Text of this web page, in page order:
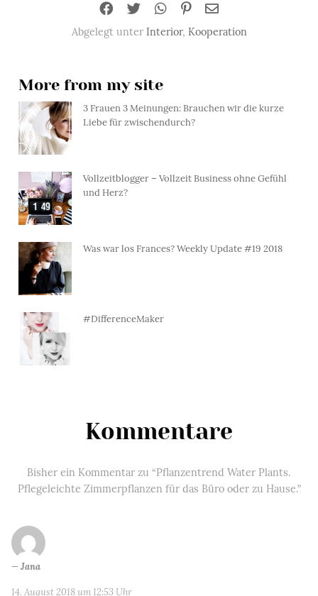
Abgelegt unter Interior, Kooperation
More from my site
3 Frauen 3 Meinungen: Brauchen wir die kurze
Liebe für zwischendurch?
Vollzeitblogger – Vollzeit Business ohne Gefühl
und Herz?
Was war los Frances? Weekly Update #19 2018
#DifferenceMaker
Kommentare
Bisher ein Kommentar zu “Pflanzentrend Water Plants.
Pflegeleichte Zimmerpflanzen für das Büro oder zu Hause.”
Jana
14. August 2018 um 12:53 Uhr